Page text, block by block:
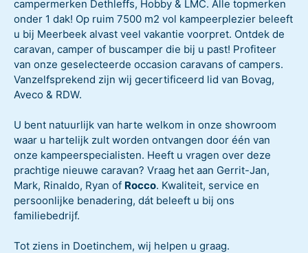
campermerken Dethleffs, Hobby & LMC. Alle topmerken
onder 1 dak! Op ruim 7500 m2 vol kampeerplezier beleeft
u bij Meerbeek alvast veel vakantie voorpret. Ontdek de
caravan, camper of buscamper die bij u past! Profiteer
van onze geselecteerde occasion caravans of campers.
Vanzelfsprekend zijn wij gecertificeerd lid van Bovag,
Aveco & RDW.
U bent natuurlijk van harte welkom in onze showroom
waar u hartelijk zult worden ontvangen door één van
onze kampeerspecialisten. Heeft u vragen over deze
prachtige nieuwe caravan? Vraag het aan Gerrit-Jan,
Mark, Rinaldo, Ryan of Rocco. Kwaliteit, service en
persoonlijke benadering, dát beleeft u bij ons
familiebedrijf.
Tot ziens in Doetinchem, wij helpen u graag.